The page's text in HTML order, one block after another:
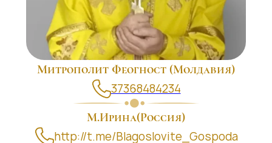
Митрополит Феогност (Молдавия)
37368484234
M.Ирина(Россия)
http://t.me/Blagoslovite_Gospoda